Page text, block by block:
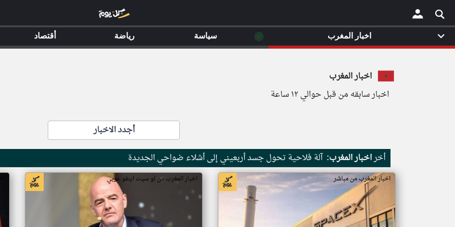
×
اخبار المغرب
اخبار سابقه من قبل حوالي ١٢ ساعة
أجدد الاخبار
أخراخبار المغرب: آلة فلاحية تحول جسد أربعيني إلى أشلاء ضواحي الجديدة
اخبار المغرب من مباشر اخبار المغرب من لو سيت اينفو عربي
اخبار المغرب ◉ سياسة رياضة أقتصاد